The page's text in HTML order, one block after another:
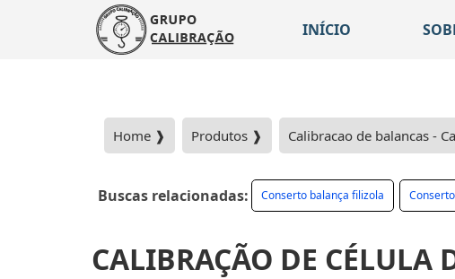
INÍCIO
Home ❱ Produtos ❱ Calibracao de balancas -
Buscas relacionadas: Conserto balança filizola
CALIBRAÇÃO DE CÉLULA